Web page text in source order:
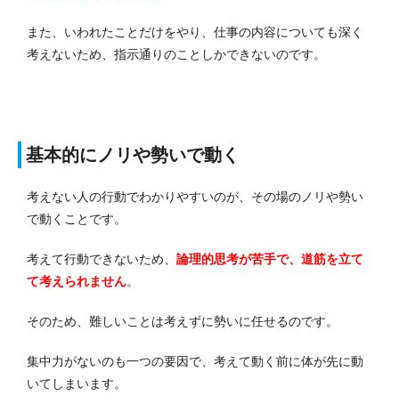
また、いわれたことだけをやり、仕事の内容についても深く
考えないため、指示通りのことしかできないのです。
基本的にノリや勢いで動く
考えない人の行動でわかりやすいのが、その場のノリや勢い
で動くことです。
考えて行動できないため、 論理的思考が苦手で、道筋を立て
て考えられません。
そのため、難しいことは考えずに勢いに任せるのです。
集中力がないのも一つの要因で、考えて動く前に体が先に動
いてしまいます。